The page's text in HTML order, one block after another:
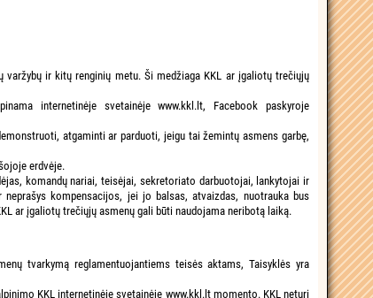
ir kitų renginių metu. Ši medžiaga KKL ar įgaliotų trečiųjų
internetinėje svetainėje www.kkl.lt, Facebook paskyroje
atgaminti ar parduoti, jeigu tai žemintų asmens garbę,
erdvėje.
komandų nariai, teisėjai, sekretoriato darbuotojai, lankytojai ir
kompensacijos, jei jo balsas, atvaizdas, nuotrauka bus
ar įgaliotų trečiųjų asmenų gali būti naudojama neribotą laiką.
tvarkymą reglamentuojantiems teisės aktams, Taisyklės yra
KKL internetinėje svetainėje www.kkl.lt momento. KKL neturi